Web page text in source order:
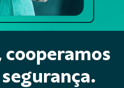
cooperamos